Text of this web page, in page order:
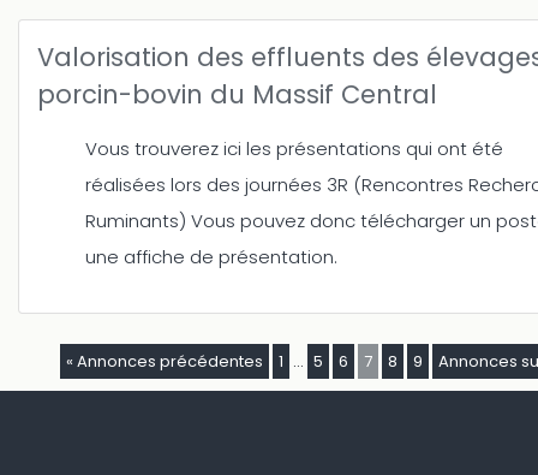
Valorisation des effluents des
porcin-bovin du Massif Central
Vous trouverez ici les présentations qui ont été
réalisées lors des journées 3R (Rencontres
Ruminants) Vous pouvez donc télécharger un
une affiche de présentation.
« Annonces précédentes 1 … 5 6 7 8 9 Annonces